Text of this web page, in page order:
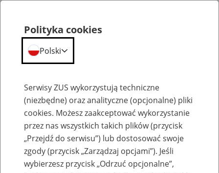
Szkoły ponadpodstawowe
Polityka cookies
Polski
Serwisy ZUS wykorzystują techniczne
(niezbędne) oraz analityczne (opcjonalne) pliki
cookies. Możesz zaakceptować wykorzystanie
przez nas wszystkich takich plików (przycisk
„Przejdź do serwisu”) lub dostosować swoje
zgody (przycisk „Zarządzaj opcjami”). Jeśli
wybierzesz przycisk „Odrzuć opcjonalne”,